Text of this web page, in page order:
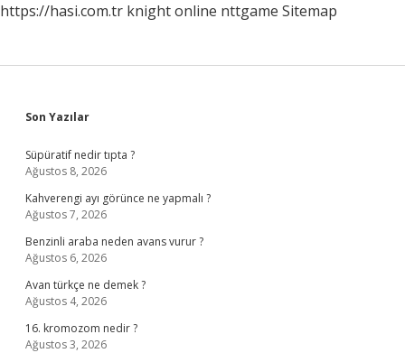
https://hasi.com.tr knight online nttgame Sitemap
Sidebar
Son Yazılar
Süpüratif nedir tıpta ?
Ağustos 8, 2026
Kahverengi ayı görünce ne yapmalı ?
Ağustos 7, 2026
Benzinli araba neden avans vurur ?
Ağustos 6, 2026
Avan türkçe ne demek ?
Ağustos 4, 2026
16. kromozom nedir ?
Ağustos 3, 2026